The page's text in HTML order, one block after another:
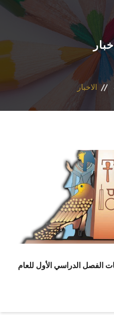
عن الكلية
القطاعات
الاخبار
الفصل الدراسي الأول للعام